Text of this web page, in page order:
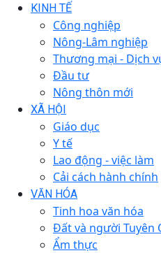
KINH TẾ
Công nghiệp
Nông-Lâm nghiệp
Thương mại - Dịch
Đầu tư
Nông thôn mới
XÃ HỘI
Giáo dục
Y tế
Lao động - việc làm
Cải cách hành chính
VĂN HÓA
Tinh hoa văn hóa
Đất và người Tuyên
Ẩm thực